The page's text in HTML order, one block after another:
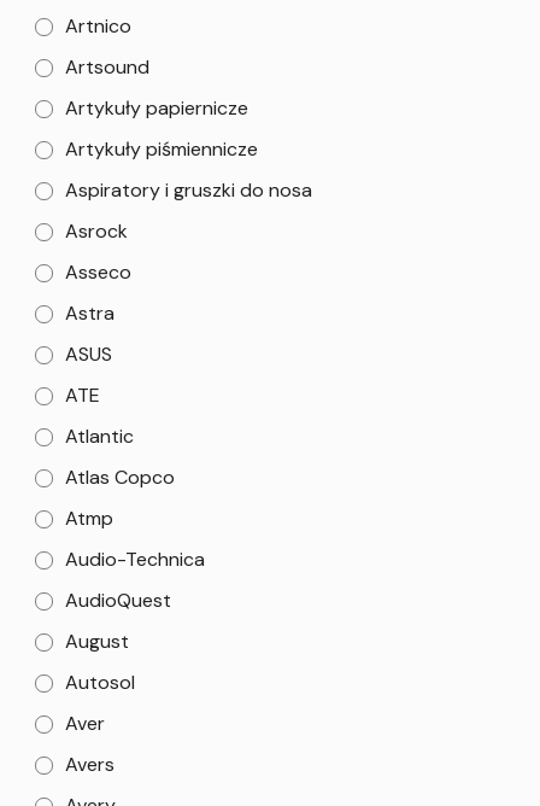
Artnico
Artsound
Artykuły papiernicze
Artykuły piśmiennicze
Aspiratory i gruszki do nosa
Asrock
Asseco
Astra
ASUS
ATE
Atlantic
Atlas Copco
Atmp
Audio-Technica
AudioQuest
August
Autosol
Aver
Avers